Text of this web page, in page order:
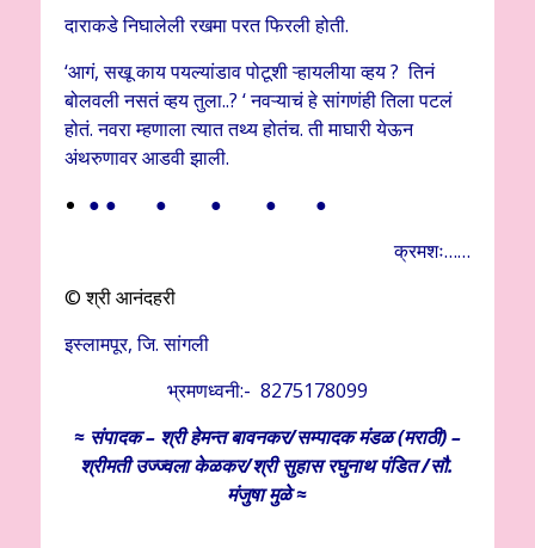
दाराकडे निघालेली रखमा परत फिरली होती.
‘आगं, सखू काय पयल्यांडाव पोटूशी ऱ्हायलीया व्हय ? तिनं
बोलवली नसतं व्हय तुला..? ‘ नवऱ्याचं हे सांगणंही तिला पटलं
होतं. नवरा म्हणाला त्यात तथ्य होतंच. ती माघारी येऊन
अंथरुणावर आडवी झाली.
● ● ● ● ● ●
क्रमशः……
© श्री आनंदहरी
इस्लामपूर, जि. सांगली
भ्रमणध्वनी:- 8275178099
≈ संपादक – श्री हेमन्त बावनकर/सम्पादक मंडळ (मराठी) –
श्रीमती उज्ज्वला केळकर/श्री सुहास रघुनाथ पंडित /सौ.
मंजुषा मुळे ≈